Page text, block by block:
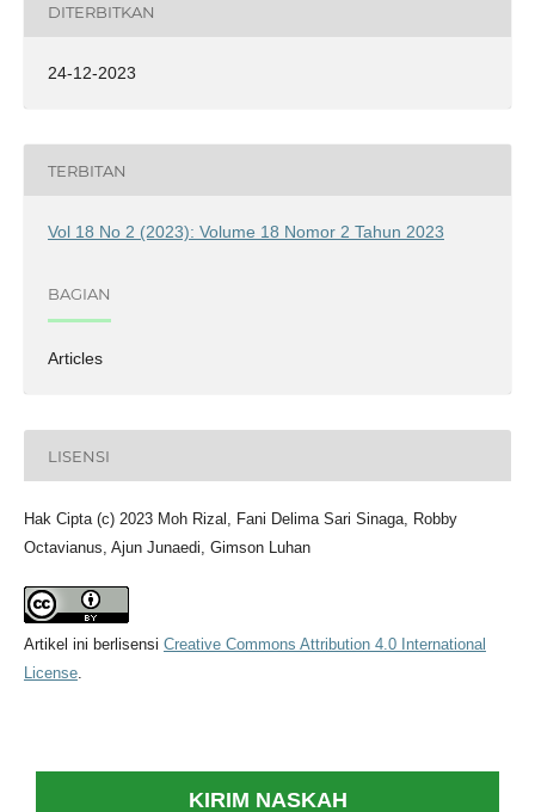
DITERBITKAN
24-12-2023
TERBITAN
Vol 18 No 2 (2023): Volume 18 Nomor 2 Tahun 2023
BAGIAN
Articles
LISENSI
Hak Cipta (c) 2023 Moh Rizal, Fani Delima Sari Sinaga, Robby
Octavianus, Ajun Junaedi, Gimson Luhan
Artikel ini berlisensi Creative Commons Attribution 4.0 International
License.
KIRIM NASKAH